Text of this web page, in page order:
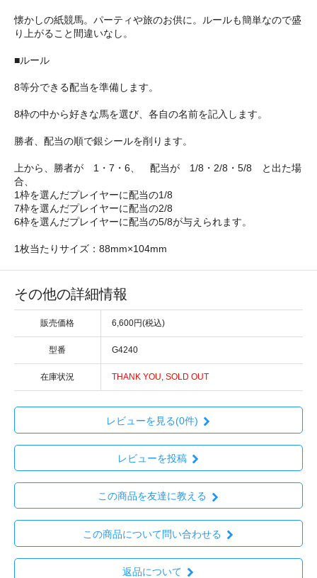
懐かしの紙競馬。パーティや旅のお供に。ルールも簡単なので盛
り上がること間違いなし。
■ルール
8等分できる配当を準備します。
8枠の中から好きな馬を選び、各自の名前を記入します。
勝者、配当の順で銀シールを削ります。
上から、勝者が 1・7・6、 配当が 1/8・2/8・5/8 と出た場
合、
1枠を選んだプレイヤーに配当の1/8
7枠を選んだプレイヤーに配当の2/8
6枠を選んだプレイヤーに配当の5/8が与えられます。
1枚当たりサイズ：88mm×104mm
その他の詳細情報
販売価格 6,600円(税込)
型番 G4240
在庫状況 THANK YOU, SOLD OUT
レビューを見る(0件)
レビューを投稿
この商品を友達に教える
この商品について問い合わせる
返品について